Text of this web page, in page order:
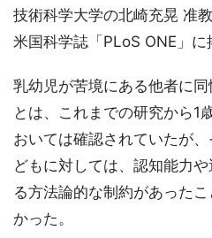
技術科学大学の北崎充晃 准
米国科学誌「PLoS ONE」に
乳幼児が苦境にある他者に
とは、これまでの研究から1
おいては確認されていたが
どもに対しては、認知能力
る方法論的な制約があった
かった。